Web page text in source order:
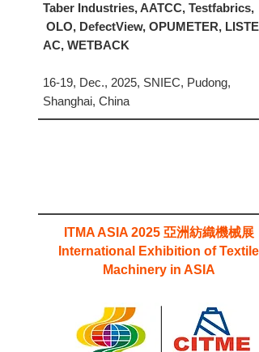
Taber Industries, AATCC, Testfabrics,
OLO, DefectView, OPUMETER,
AC, WETBACK
16-19, Dec., 2025, SNIEC, Pudong,
Shanghai, China
ITMA ASIA 2025 亞洲紡織機械展
International Exhibition of Textile
Machinery in ASIA